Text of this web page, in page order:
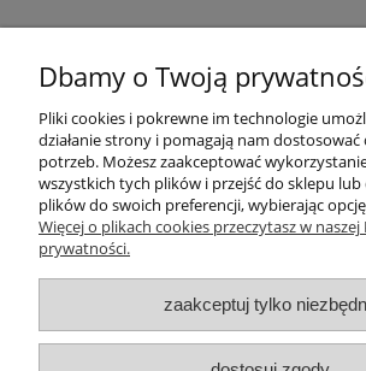
Płatności i dostawa
Informacje
O nas
Dbamy o Twoją
Pliki cookies i pokrewne im technologie
działanie strony i pomagają nam
potrzeb. Możesz zaakceptować
wszystkich tych plików i przejść do sklepu
plików do swoich preferencji, wybierając
Więcej o plikach cookies przeczytasz w naszej
prywatności.
zaakceptuj tylko